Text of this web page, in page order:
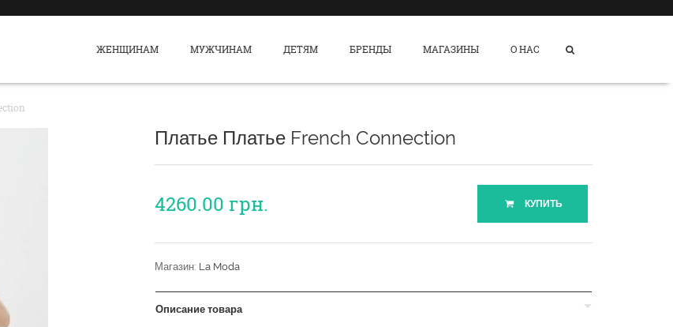
ЖЕНЩИНАМ МУЖЧИНАМ ДЕТЯМ БРЕНДЫ МАГАЗИНЫ О НАС
Платье Платье French Connection
4260.00 грн. КУПИТЬ
Магазин: La Moda
Описание товара